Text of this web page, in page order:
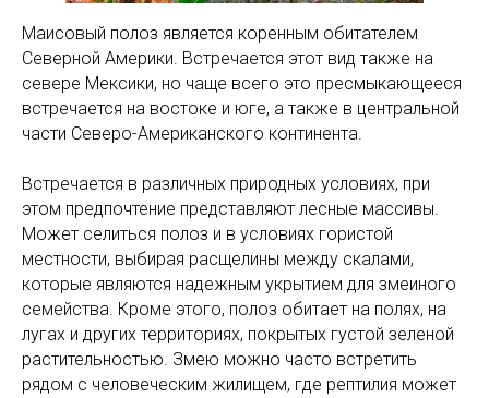
Маисовый полоз является коренным обитателем
Северной Америки. Встречается этот вид также на
севере Мексики, но чаще всего это пресмыкающееся
встречается на востоке и юге, а также в центральной
части Северо-Американского континента.
Встречается в различных природных условиях, при
этом предпочтение представляют лесные массивы.
Может селиться полоз и в условиях гористой
местности, выбирая расщелины между скалами,
которые являются надежным укрытием для змеиного
семейства. Кроме этого, полоз обитает на полях, на
лугах и других территориях, покрытых густой зеленой
растительностью. Змею можно часто встретить
рядом с человеческим жилищем, где рептилия может